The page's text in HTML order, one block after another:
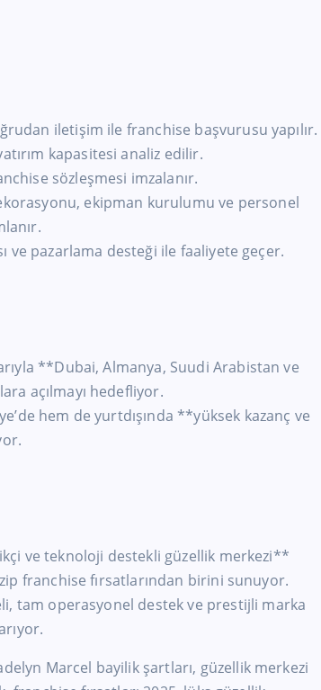
iletişim ile franchise başvurusu yapılır.
kapasitesi analiz edilir.
sözleşmesi imzalanır.
ekipman kurulumu ve personel
ve pazarlama desteği ile faaliyete geçer.
**Dubai, Almanya, Suudi Arabistan ve
açılmayı hedefliyor.
hem de yurtdışında **yüksek kazanç ve
ve teknoloji destekli güzellik merkezi**
franchise fırsatlarından birini sunuyor.
tam operasyonel destek ve prestijli marka
Marcel bayilik şartları, güzellik merkezi